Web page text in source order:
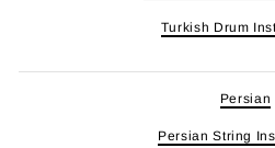
Turkish Drum
Persian
Persian String